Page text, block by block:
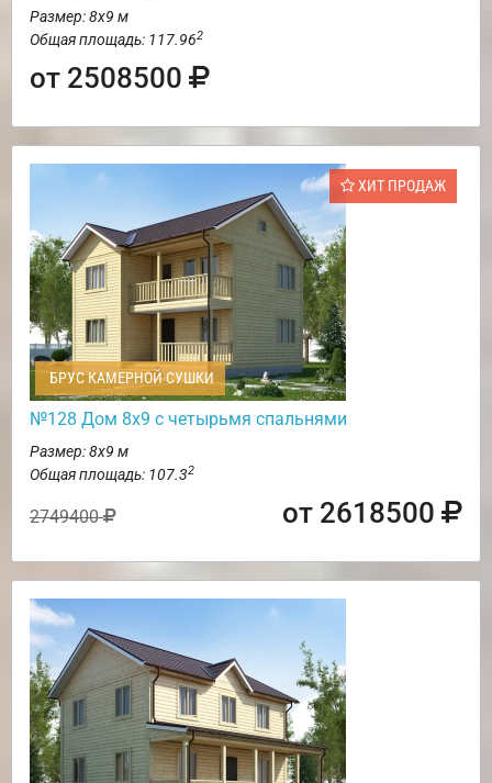
Размер: 8х9 м
Общая площадь: 117.962
от 2508500
ХИТ ПРОДАЖ
БРУС КАМЕРНОЙ СУШКИ
№128 Дом 8х9 с четырьмя спальнями
Размер: 8х9 м
Общая площадь: 107.32
2749400 от 2618500